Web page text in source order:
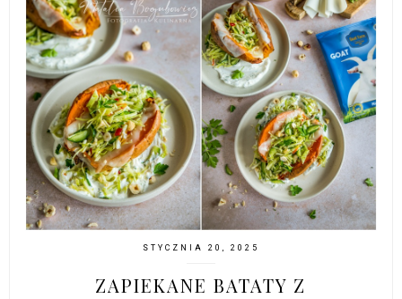
STYCZNIA 20, 2025
ZAPIEKANE BATATY Z